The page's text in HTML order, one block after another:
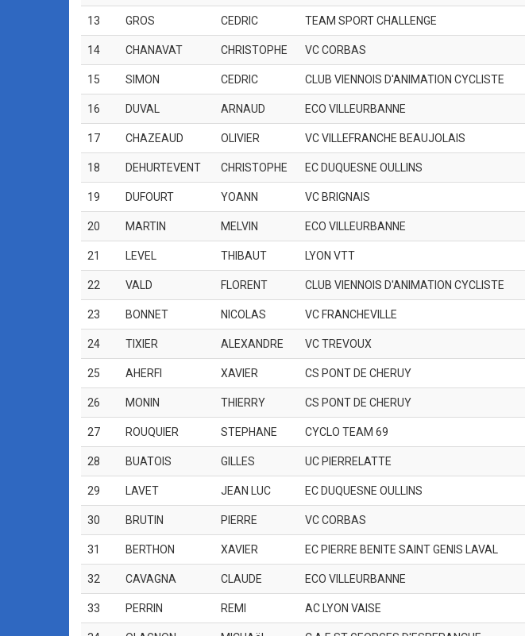
13 GROS CEDRIC TEAM SPORT CHALLENGE
14 CHANAVAT CHRISTOPHE VC CORBAS
15 SIMON CEDRIC CLUB VIENNOIS D'ANIMATION CYCLISTE
16 DUVAL ARNAUD ECO VILLEURBANNE
17 CHAZEAUD OLIVIER VC VILLEFRANCHE BEAUJOLAIS
18 DEHURTEVENT CHRISTOPHE EC DUQUESNE OULLINS
19 DUFOURT YOANN VC BRIGNAIS
20 MARTIN MELVIN ECO VILLEURBANNE
21 LEVEL THIBAUT LYON VTT
22 VALD FLORENT CLUB VIENNOIS D'ANIMATION CYCLISTE
23 BONNET NICOLAS VC FRANCHEVILLE
24 TIXIER ALEXANDRE VC TREVOUX
25 AHERFI XAVIER CS PONT DE CHERUY
26 MONIN THIERRY CS PONT DE CHERUY
27 ROUQUIER STEPHANE CYCLO TEAM 69
28 BUATOIS GILLES UC PIERRELATTE
29 LAVET JEAN LUC EC DUQUESNE OULLINS
30 BRUTIN PIERRE VC CORBAS
31 BERTHON XAVIER EC PIERRE BENITE SAINT GENIS LAVAL
32 CAVAGNA CLAUDE ECO VILLEURBANNE
33 PERRIN REMI AC LYON VAISE